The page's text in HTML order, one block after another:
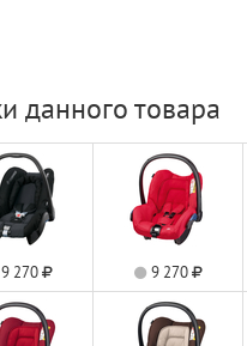
данного товара
9 270 9 270